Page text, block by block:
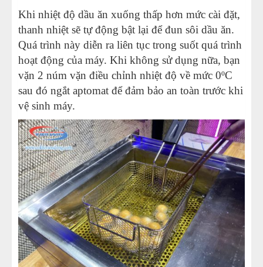
Khi nhiệt độ dầu ăn xuống thấp hơn mức cài đặt,
thanh nhiệt sẽ tự động bật lại để đun sôi dầu ăn.
Quá trình này diễn ra liên tục trong suốt quá trình
hoạt động của máy. Khi không sử dụng nữa, bạn
vặn 2 núm vặn điều chỉnh nhiệt độ về mức 0ºC
sau đó ngắt aptomat để đảm bảo an toàn trước khi
vệ sinh máy.